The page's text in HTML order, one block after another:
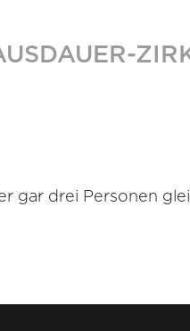
gar drei Personen